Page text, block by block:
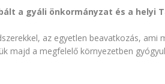
a gyáli önkormányzat és a helyi
az egyetlen beavatkozás, ami
majd a megfelelő környezetben